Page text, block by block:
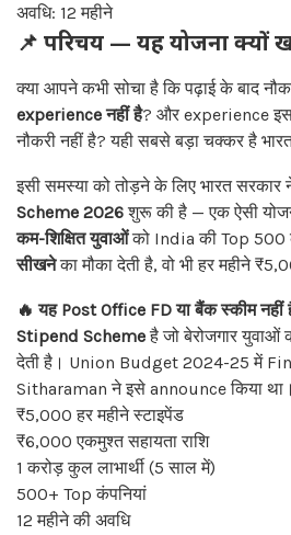
अवधि: 12 महीने
📌 परिचय — यह योजना क्यों
क्या आपने कभी सोचा है कि पढ़ाई के बाद
experience नहीं है? और experience
नौकरी नहीं है? यही सबसे बड़ा चक्कर है
इसी समस्या को तोड़ने के लिए भारत सरकार
Scheme 2026शुरू की है — एक ऐसी
कम-शिक्षित युवाओंको India की Top 500
सीखनेका मौका देती है, वो भी हर महीने
🔥 यह Post Office FD या बैंक स्कीम नहीं
Stipend Schemeहै जो बेरोजगार
देती है। Union Budget 2024-25 में
Sitharaman ने इसे announce किया था।
₹5,000 हर महीने स्टाइपेंड
₹6,000 एकमुश्त सहायता राशि
1 करोड़ कुल लाभार्थी (5 साल में)
500+ Top कंपनियां
12 महीने की अवधि